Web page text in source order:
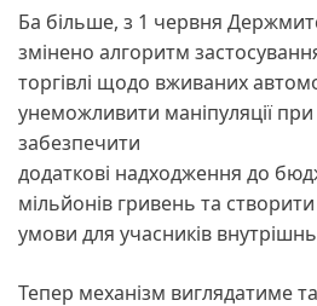
Ба більше, з 1 червня
змінено алгоритм
торгівлі щодо вживаних
унеможливити маніпуляції при
забезпечити
додаткові надходження до
мільйонів гривень та створити
умови для учасників
Тепер механізм виглядатиме